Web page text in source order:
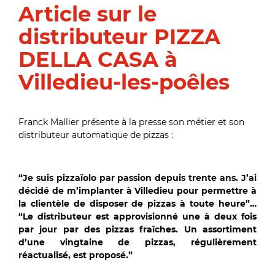
Article sur le
distributeur PIZZA
DELLA CASA à
Villedieu-les-poêles
Franck Mallier présente à la presse son métier et son
distributeur automatique de pizzas :
“Je suis pizzaïolo par passion depuis trente ans. J’ai
décidé de m’implanter à Villedieu pour permettre à
la clientèle de disposer de pizzas à toute heure”…
“Le distributeur est approvisionné une à deux fois
par jour par des pizzas fraîches. Un assortiment
d’une vingtaine de pizzas, régulièrement
réactualisé, est proposé.”